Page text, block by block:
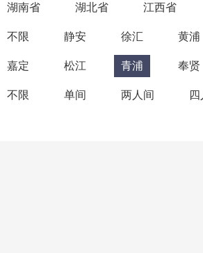
湖南省 湖北省 江西省
不限 静安 徐汇 黄浦
嘉定 松江 青浦 奉贤
不限 单间 两人间